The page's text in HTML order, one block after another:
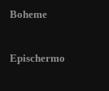
Boheme
Epischermo